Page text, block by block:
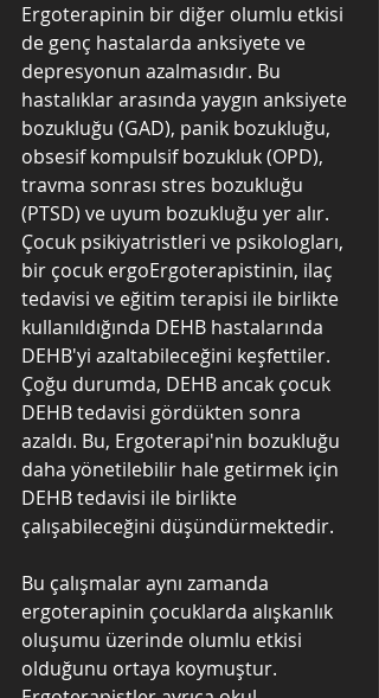
Ergoterapinin bir diğer olumlu etkisi
de genç hastalarda anksiyete ve
depresyonun azalmasıdır. Bu
hastalıklar arasında yaygın anksiyete
bozukluğu (GAD), panik bozukluğu,
obsesif kompulsif bozukluk (OPD),
travma sonrası stres bozukluğu
(PTSD) ve uyum bozukluğu yer alır.
Çocuk psikiyatristleri ve psikologları,
bir çocuk ergoErgoterapistinin, ilaç
tedavisi ve eğitim terapisi ile birlikte
kullanıldığında DEHB hastalarında
DEHB'yi azaltabileceğini keşfettiler.
Çoğu durumda, DEHB ancak çocuk
DEHB tedavisi gördükten sonra
azaldı. Bu, Ergoterapi'nin bozukluğu
daha yönetilebilir hale getirmek için
DEHB tedavisi ile birlikte
çalışabileceğini düşündürmektedir.
Bu çalışmalar aynı zamanda
ergoterapinin çocuklarda alışkanlık
oluşumu üzerinde olumlu etkisi
olduğunu ortaya koymuştur.